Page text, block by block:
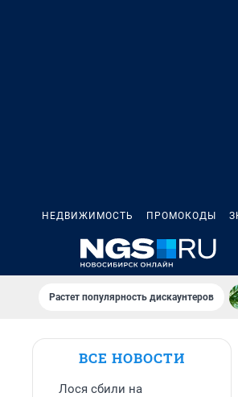
НЕДВИЖИМОСТЬ ПРОМОКОДЫ
Растет популярность дискаунтеров
ВСЕ НОВОСТИ
Лося сбили на